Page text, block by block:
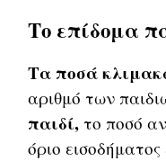
Το επίδομα
Τα ποσά
αριθμό των
παιδί, το ποσό
όριο